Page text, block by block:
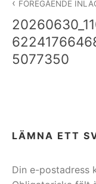
FÖREGÅENDE
5077350
LÄMNA ETT
Din e-postadress